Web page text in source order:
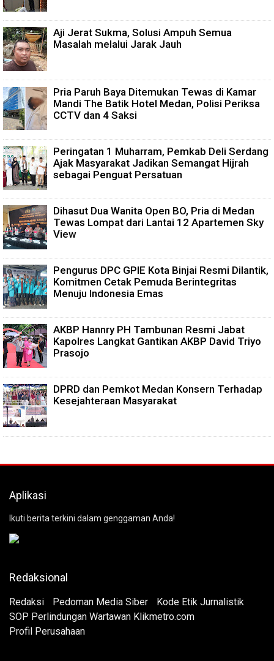
Aji Jerat Sukma, Solusi Ampuh Semua
Masalah melalui Jarak Jauh
Pria Paruh Baya Ditemukan Tewas di Kamar
Mandi The Batik Hotel Medan, Polisi Periksa
CCTV dan 4 Saksi
Peringatan 1 Muharram, Pemkab Deli Serdang
Ajak Masyarakat Jadikan Semangat Hijrah
sebagai Penguat Persatuan
Dihasut Dua Wanita Open BO, Pria di Medan
Tewas Lompat dari Lantai 12 Apartemen Sky
View
Pengurus DPC GPIE Kota Binjai Resmi Dilantik,
Komitmen Cetak Pemuda Berintegritas
Menuju Indonesia Emas
AKBP Hannry PH Tambunan Resmi Jabat
Kapolres Langkat Gantikan AKBP David Triyo
Prasojo
DPRD dan Pemkot Medan Konsern Terhadap
Kesejahteraan Masyarakat
Aplikasi
Ikuti berita terkini dalam genggaman Anda!
Redaksional
Redaksi Pedoman Media Siber
Kode Etik Jurnalistik
SOP Perlindungan Wartawan Klikmetro.com
Profil Perusahaan